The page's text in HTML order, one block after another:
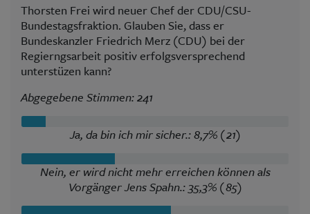
Thorsten Frei wird neuer Chef der CDU/CSU-
Bundestagsfraktion. Glauben Sie, dass er
Bundeskanzler Friedrich Merz (CDU) bei der
Regierngsarbeit positiv erfolgsversprechend
unterstüzen kann?
Abgegebene Stimmen: 241
Ja, da bin ich mir sicher.: 8,7% (21)
Nein, er wird nicht mehr erreichen können als
Vorgänger Jens Spahn.: 35,3% (85)